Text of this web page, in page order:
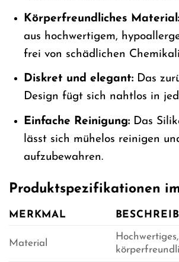
Körperfreundliches Material:
aus hochwertigem,
frei von schädlichen
Diskret und elegant:Das
Design fügt sich nahtlos in
Einfache Reinigung:Das
lässt sich mühelos reinigen
aufzubewahren.
Produktspezifikationen
MERKMAL
Material
Hochwertiges,